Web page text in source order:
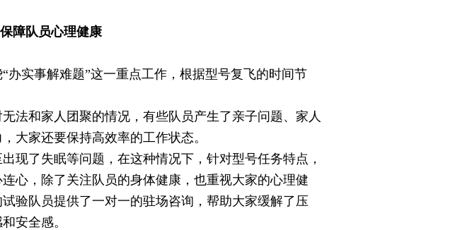
障队员心理健康
实事解难题”这一重点工作，根据型号复飞的时间节
和家人团聚的情况，有些队员产生了亲子问题、家人
大家还要保持高效率的工作状态。
了失眠等问题，在这种情况下，针对型号任务特点，
心，除了关注队员的身体健康，也重视大家的心理健
验队员提供了一对一的驻场咨询，帮助大家缓解了压
安全感。